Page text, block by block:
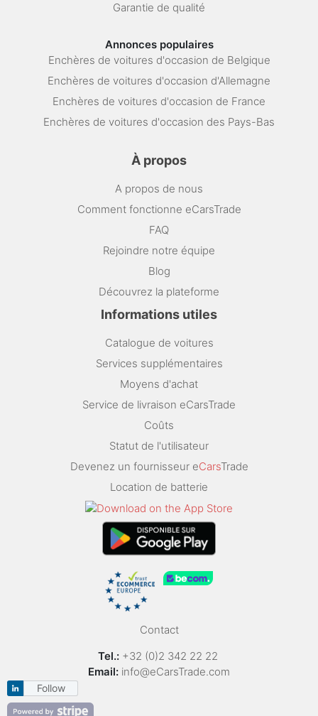
Garantie de qualité
Annonces populaires
Enchères de voitures d'occasion de Belgique
Enchères de voitures d'occasion d'Allemagne
Enchères de voitures d'occasion de France
Enchères de voitures d'occasion des Pays-Bas
À propos
A propos de nous
Comment fonctionne eCarsTrade
FAQ
Rejoindre notre équipe
Blog
Découvrez la plateforme
Informations utiles
Catalogue de voitures
Services supplémentaires
Moyens d'achat
Service de livraison eCarsTrade
Coûts
Statut de l'utilisateur
Devenez un fournisseur eCarsTrade
Location de batterie
Contact
Tel.: +32 (0)2 342 22 22
Email: info@eCarsTrade.com
Follow